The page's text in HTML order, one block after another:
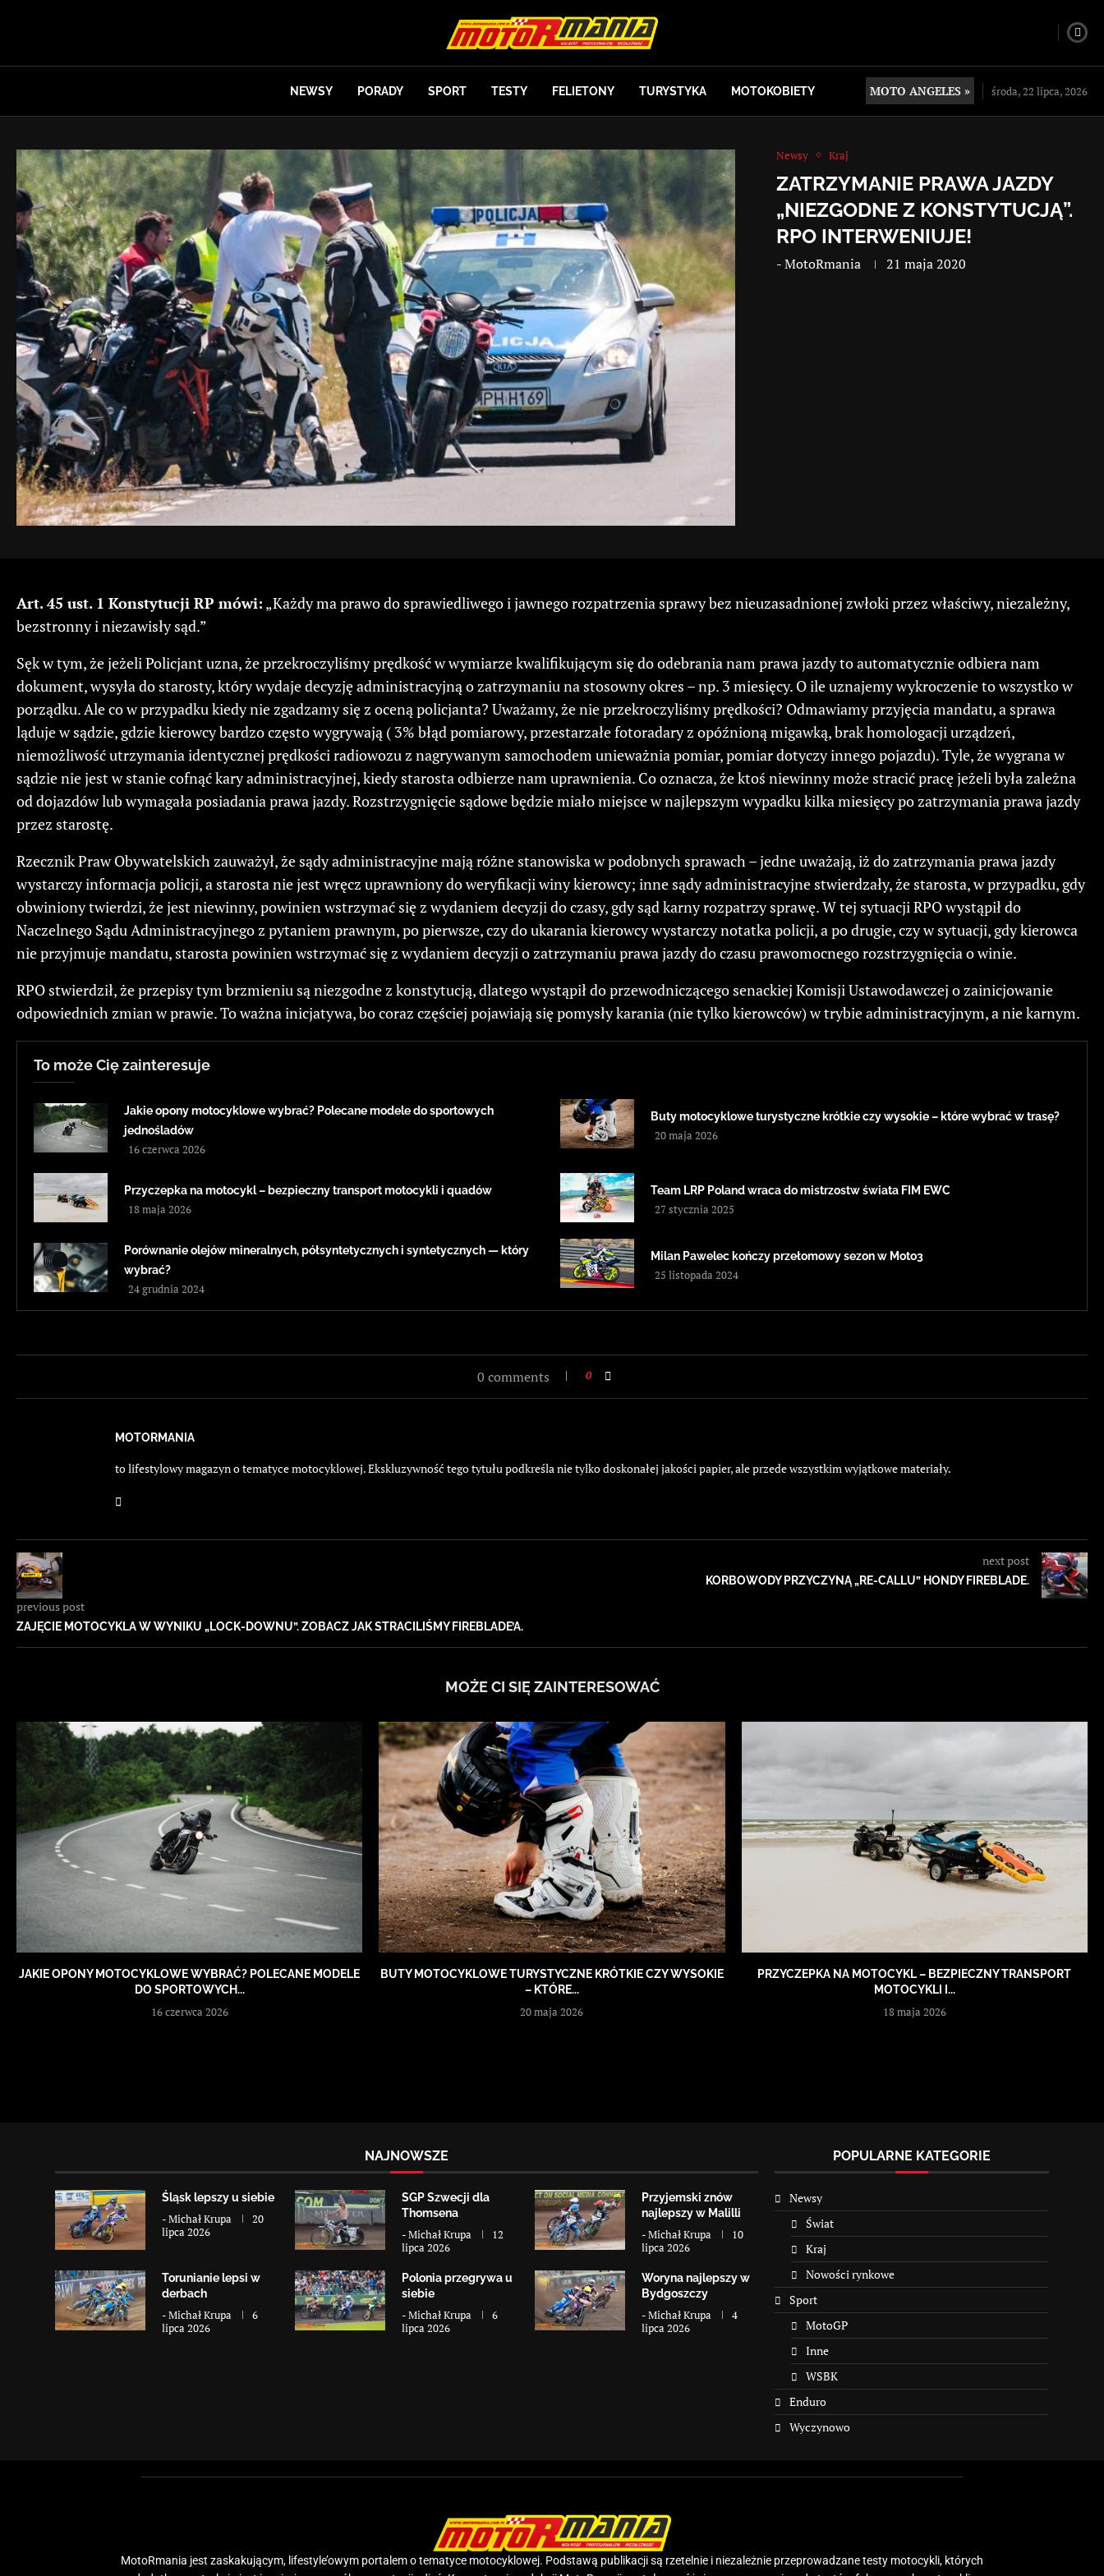
NEWSY PORADY SPORT TESTY FELIETONY TURYSTYKA MOTOKOBIETY MOTO ANGELES » środa, 22 lipca, 2026
Newsy Kraj
ZATRZYMANIE PRAWA JAZDY
„NIEZGODNE Z KONSTYTUCJĄ”.
RPO INTERWENIUJE!
-MotoRmania 21 maja 2020
Art. 45 ust. 1 Konstytucji RP mówi: „Każdy ma prawo do sprawiedliwego i jawnego rozpatrzenia sprawy bez nieuzasadnionej zwłoki przez właściwy, niezależny,
bezstronny i niezawisły sąd.”
Sęk w tym, że jeżeli Policjant uzna, że przekroczyliśmy prędkość w wymiarze kwalifikującym się do odebrania nam prawa jazdy to automatycznie odbiera nam
dokument, wysyła do starosty, który wydaje decyzję administracyjną o zatrzymaniu na stosowny okres – np. 3 miesięcy. O ile uznajemy wykroczenie to wszystko w
porządku. Ale co w przypadku kiedy nie zgadzamy się z oceną policjanta? Uważamy, że nie przekroczyliśmy prędkości? Odmawiamy przyjęcia mandatu, a sprawa
ląduje w sądzie, gdzie kierowcy bardzo często wygrywają ( 3% błąd pomiarowy, przestarzałe fotoradary z opóźnioną migawką, brak homologacji urządzeń,
niemożliwość utrzymania identycznej prędkości radiowozu z nagrywanym samochodem unieważnia pomiar, pomiar dotyczy innego pojazdu). Tyle, że wygrana w
sądzie nie jest w stanie cofnąć kary administracyjnej, kiedy starosta odbierze nam uprawnienia. Co oznacza, że ktoś niewinny może stracić pracę jeżeli była zależna
od dojazdów lub wymagała posiadania prawa jazdy. Rozstrzygnięcie sądowe będzie miało miejsce w najlepszym wypadku kilka miesięcy po zatrzymania prawa jazdy
przez starostę.
Rzecznik Praw Obywatelskich zauważył, że sądy administracyjne mają różne stanowiska w podobnych sprawach – jedne uważają, iż do zatrzymania prawa jazdy
wystarczy informacja policji, a starosta nie jest wręcz uprawniony do weryfikacji winy kierowcy; inne sądy administracyjne stwierdzały, że starosta, w przypadku, gdy
obwiniony twierdzi, że jest niewinny, powinien wstrzymać się z wydaniem decyzji do czasy, gdy sąd karny rozpatrzy sprawę. W tej sytuacji RPO wystąpił do
Naczelnego Sądu Administracyjnego z pytaniem prawnym, po pierwsze, czy do ukarania kierowcy wystarczy notatka policji, a po drugie, czy w sytuacji, gdy kierowca
nie przyjmuje mandatu, starosta powinien wstrzymać się z wydaniem decyzji o zatrzymaniu prawa jazdy do czasu prawomocnego rozstrzygnięcia o winie.
RPO stwierdził, że przepisy tym brzmieniu są niezgodne z konstytucją, dlatego wystąpił do przewodniczącego senackiej Komisji Ustawodawczej o zainicjowanie
odpowiednich zmian w prawie. To ważna inicjatywa, bo coraz częściej pojawiają się pomysły karania (nie tylko kierowców) w trybie administracyjnym, a nie karnym.
To może Cię zainteresuje
Jakie opony motocyklowe wybrać? Polecane modele do sportowych
jednośladów
16 czerwca 2026
Buty motocyklowe turystyczne krótkie czy wysokie – które wybrać w trasę?
20 maja 2026
Przyczepka na motocykl – bezpieczny transport motocykli i quadów
18 maja 2026
Team LRP Poland wraca do mistrzostw świata FIM EWC
27 stycznia 2025
Porównanie olejów mineralnych, półsyntetycznych i syntetycznych — który
wybrać?
24 grudnia 2024
Milan Pawelec kończy przełomowy sezon w Moto3
25 listopada 2024
0 comments 0
MOTORMANIA
to lifestylowy magazyn o tematyce motocyklowej. Ekskluzywność tego tytułu podkreśla nie tylko doskonałej jakości papier, ale przede wszystkim wyjątkowe materiały.
previous post
ZAJĘCIE MOTOCYKLA W WYNIKU „LOCK-DOWNU”. ZOBACZ JAK STRACILIŚMY FIREBLADE’A.
next post
KORBOWODY PRZYCZYNĄ „RE-CALLU” HONDY FIREBLADE.
MOŻE CI SIĘ ZAINTERESOWAĆ
JAKIE OPONY MOTOCYKLOWE WYBRAĆ? POLECANE MODELE
DO SPORTOWYCH...
16 czerwca 2026
BUTY MOTOCYKLOWE TURYSTYCZNE KRÓTKIE CZY WYSOKIE
– KTÓRE...
20 maja 2026
PRZYCZEPKA NA MOTOCYKL – BEZPIECZNY TRANSPORT
MOTOCYKLI I...
18 maja 2026
NAJNOWSZE
Śląsk lepszy u siebie
-Michał Krupa
20
lipca 2026
SGP Szwecji dla
Thomsena
-Michał Krupa
12
lipca 2026
Przyjemski znów
najlepszy w Malilli
-Michał Krupa
10
lipca 2026
Torunianie lepsi w
derbach
-Michał Krupa
6
lipca 2026
Polonia przegrywa u
siebie
-Michał Krupa
6
lipca 2026
Woryna najlepszy w
Bydgoszczy
-Michał Krupa
4
lipca 2026
POPULARNE KATEGORIE
Newsy
Świat
Kraj
Nowości rynkowe
Sport
MotoGP
Inne
WSBK
Enduro
Wyczynowo
MotoRmania jest zaskakującym, lifestyle’owym portalem o tematyce motocyklowej. Podstawą publikacji są rzetelnie i niezależnie przeprowadzane testy motocykli, których